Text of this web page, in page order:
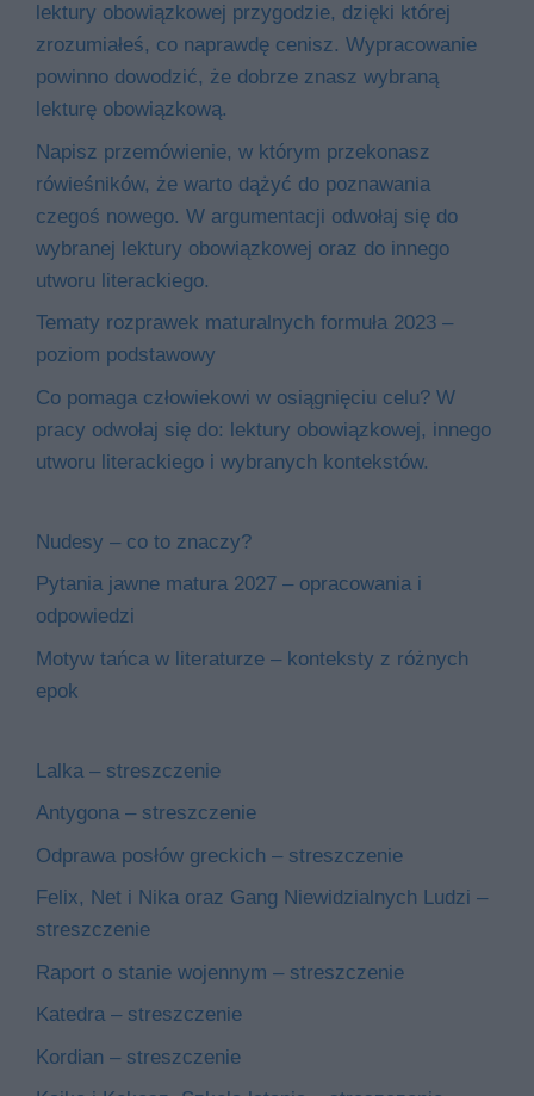
lektury obowiązkowej przygodzie, dzięki której
zrozumiałeś, co naprawdę cenisz. Wypracowanie
powinno dowodzić, że dobrze znasz wybraną
lekturę obowiązkową.
Napisz przemówienie, w którym przekonasz
rówieśników, że warto dążyć do poznawania
czegoś nowego. W argumentacji odwołaj się do
wybranej lektury obowiązkowej oraz do innego
utworu literackiego.
Tematy rozprawek maturalnych formuła 2023 –
poziom podstawowy
Co pomaga człowiekowi w osiągnięciu celu? W
pracy odwołaj się do: lektury obowiązkowej, innego
utworu literackiego i wybranych kontekstów.
Nudesy – co to znaczy?
Pytania jawne matura 2027 – opracowania i
odpowiedzi
Motyw tańca w literaturze – konteksty z różnych
epok
Lalka – streszczenie
Antygona – streszczenie
Odprawa posłów greckich – streszczenie
Felix, Net i Nika oraz Gang Niewidzialnych Ludzi –
streszczenie
Raport o stanie wojennym – streszczenie
Katedra – streszczenie
Kordian – streszczenie